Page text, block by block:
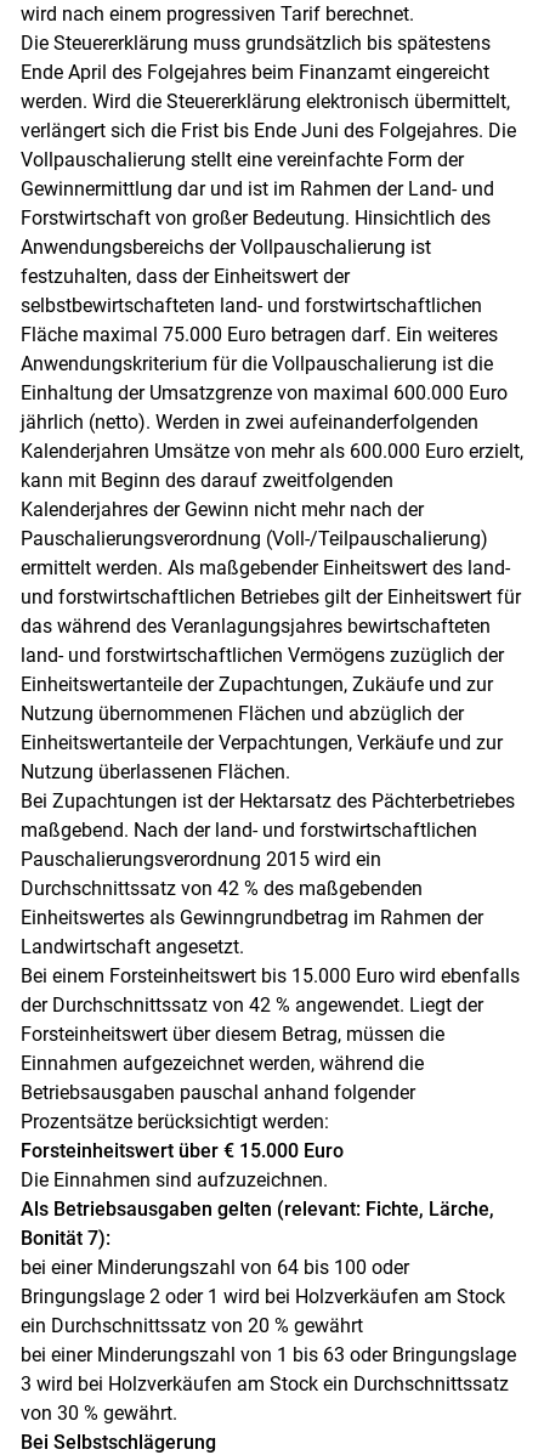
Skip to main content
wird nach einem progressiven Tarif berechnet.
Die Steuererklärung muss grundsätzlich bis spätestens
Ende April des Folgejahres beim Finanzamt eingereicht
werden. Wird die Steuererklärung elektronisch übermittelt,
verlängert sich die Frist bis Ende Juni des Folgejahres. Die
Vollpauschalierung stellt eine vereinfachte Form der
Gewinnermittlung dar und ist im Rahmen der Land- und
Forstwirtschaft von großer Bedeutung. Hinsichtlich des
Anwendungsbereichs der Vollpauschalierung ist
festzuhalten, dass der Einheitswert der
selbstbewirtschafteten land- und forstwirtschaftlichen
Fläche maximal 75.000 Euro betragen darf. Ein weiteres
Anwendungskriterium für die Vollpauschalierung ist die
Einhaltung der Umsatzgrenze von maximal 600.000 Euro
jährlich (netto). Werden in zwei aufeinanderfolgenden
Kalenderjahren Umsätze von mehr als 600.000 Euro erzielt,
kann mit Beginn des darauf zweitfolgenden
Kalenderjahres der Gewinn nicht mehr nach der
Pauschalierungsverordnung (Voll-/​Teilpauschalierung)
ermittelt werden. Als maßgebender Einheitswert des land-
und forstwirtschaftlichen Betriebes gilt der Einheitswert für
das während des Veranlagungsjahres bewirtschafteten
land- und forstwirtschaftlichen Vermögens zuzüglich der
Einheitswertanteile der Zupachtungen, Zukäufe und zur
Nutzung übernommenen Flächen und abzüglich der
Einheitswertanteile der Verpachtungen, Verkäufe und zur
Nutzung überlassenen Flächen.
Bei Zupachtungen ist der Hektarsatz des Pächterbetriebes
maßgebend. Nach der land- und forstwirtschaftlichen
Pauschalierungsverordnung 2015 wird ein
Durchschnittssatz von 42 % des maßgebenden
Einheitswertes als Gewinngrundbetrag im Rahmen der
Landwirtschaft angesetzt.
Bei einem Forsteinheitswert bis 15.000 Euro wird ebenfalls
der Durchschnittssatz von 42 % angewendet. Liegt der
Forsteinheitswert über diesem Betrag, müssen die
Einnahmen aufgezeichnet werden, während die
Betriebsausgaben pauschal anhand folgender
Prozentsätze berücksichtigt werden:
Forsteinheitswert über € 15.000 Euro
Die Einnahmen sind aufzuzeichnen.
Als Betriebsausgaben gelten (relevant: Fichte, Lärche,
Bonität 7):
bei einer Minderungszahl von 64 bis 100 oder
Bringungslage 2 oder 1 wird bei Holzverkäufen am Stock
ein Durchschnittssatz von 20 % gewährt
bei einer Minderungszahl von 1 bis 63 oder Bringungslage
3 wird bei Holzverkäufen am Stock ein Durchschnittssatz
von 30 % gewährt.
Bei Selbstschlägerung